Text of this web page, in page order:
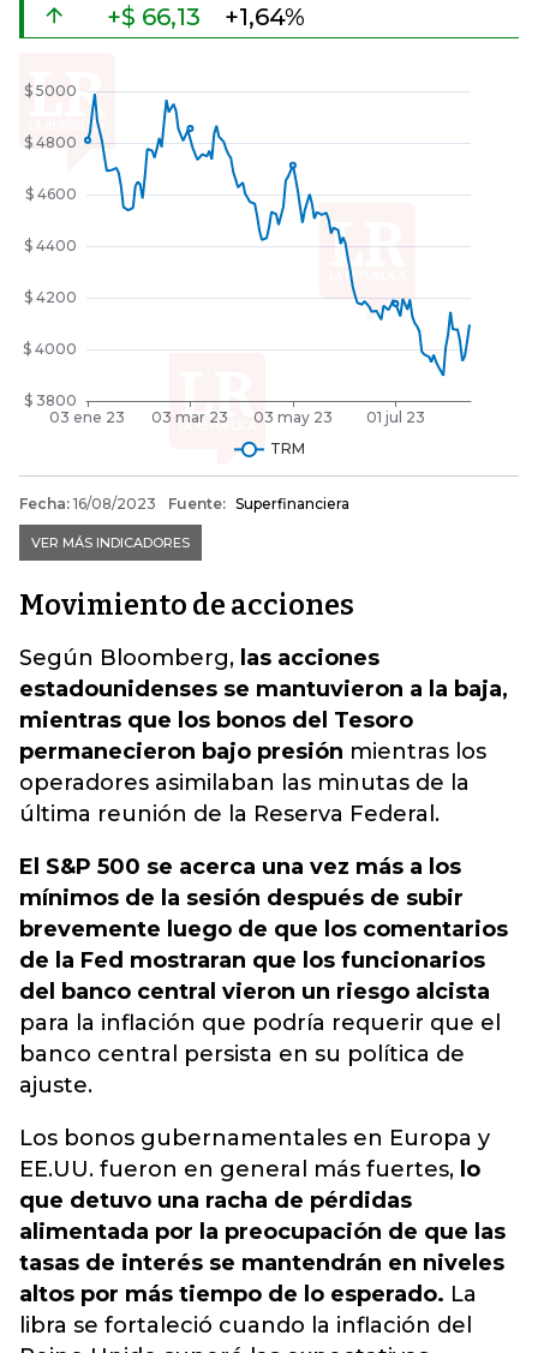
Movimiento de acciones
Según Bloomberg, las acciones
estadounidenses se mantuvieron a la baja,
mientras que los bonos del Tesoro
permanecieron bajo presión mientras los
operadores asimilaban las minutas de la
última reunión de la Reserva Federal.
El S&P 500 se acerca una vez más a los
mínimos de la sesión después de subir
brevemente luego de que los comentarios
de la Fed mostraran que los funcionarios
del banco central vieron un riesgo alcista
para la inflación que podría requerir que el
banco central persista en su política de
ajuste.
Los bonos gubernamentales en Europa y
EE.UU. fueron en general más fuertes, lo
que detuvo una racha de pérdidas
alimentada por la preocupación de que las
tasas de interés se mantendrán en niveles
altos por más tiempo de lo esperado. La
libra se fortaleció cuando la inflación del